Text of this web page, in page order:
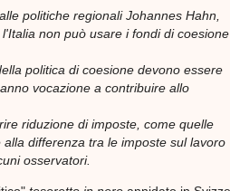
politiche regionali Johannes Hahn,
non può usare i fondi di coesione
politica di coesione devono essere
vocazione a contribuire allo
riduzione di imposte, come quelle
differenza tra le imposte sul lavoro
osservatori.